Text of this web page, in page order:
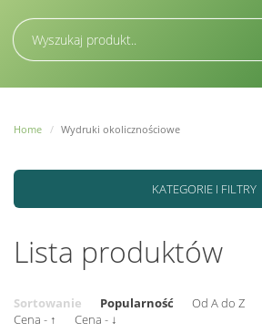
Home Wydruki okolicznościowe
KATEGORIE I FILTRY
Lista produktów
Sortowanie Popularność Od A do Z
Cena - ↑
Cena - ↓